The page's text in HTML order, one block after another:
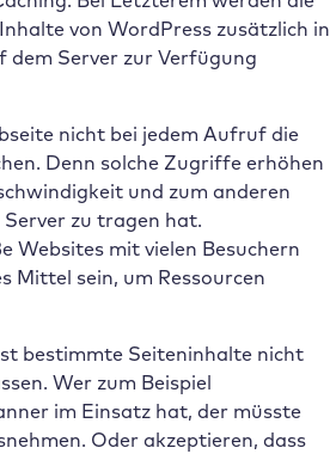
von WordPress zusätzlich in
dem Server zur Verfügung
nicht bei jedem Aufruf die
Denn solche Zugriffe erhöhen
und zum anderen
zu tragen hat.
Websites mit vielen Besuchern
Mittel sein, um Ressourcen
bestimmte Seiteninhalte nicht
Wer zum Beispiel
im Einsatz hat, der müsste
Oder akzeptieren, dass